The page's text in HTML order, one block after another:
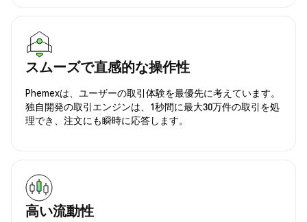
スムーズで直感的な操作性
Phemexは、ユーザーの取引体験を最優先に考えています。
独自開発の取引エンジンは、1秒間に最大30万件の取引を処
理でき、注文にも瞬時に応答します。
高い流動性